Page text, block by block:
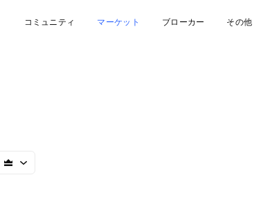
コミュニティ マーケット ブローカー その他